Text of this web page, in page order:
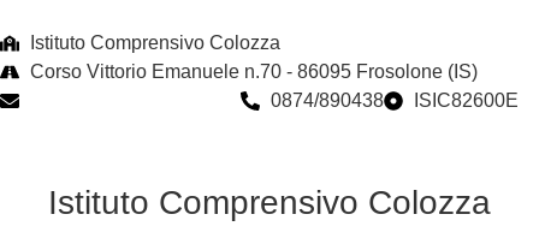
Istituto Comprensivo Colozza
Corso Vittorio Emanuele n.70 - 86095 Frosolone (IS)
0874/890438 ISIC82600E
Istituto Comprensivo Colozza